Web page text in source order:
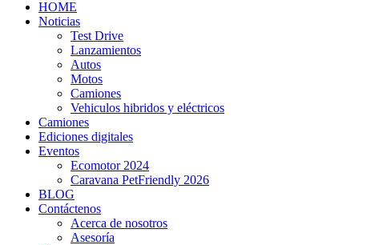
HOME
Noticias
Test Drive
Lanzamientos
Autos
Motos
Camiones
Vehiculos hibridos y eléctricos
Camiones
Ediciones digitales
Eventos
Ecomotor 2024
Caravana PetFriendly 2026
BLOG
Contáctenos
Acerca de nosotros
Asesoría